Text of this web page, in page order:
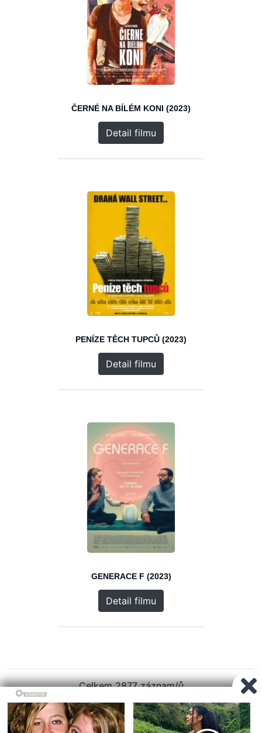
ČERNÉ NA BÍLÉM KONI (2023)
Detail filmu
PENÍZE TĚCH TUPCŮ (2023)
Detail filmu
GENERACE F (2023)
Detail filmu
Celkem 2877 záznam/ů
1 2 3